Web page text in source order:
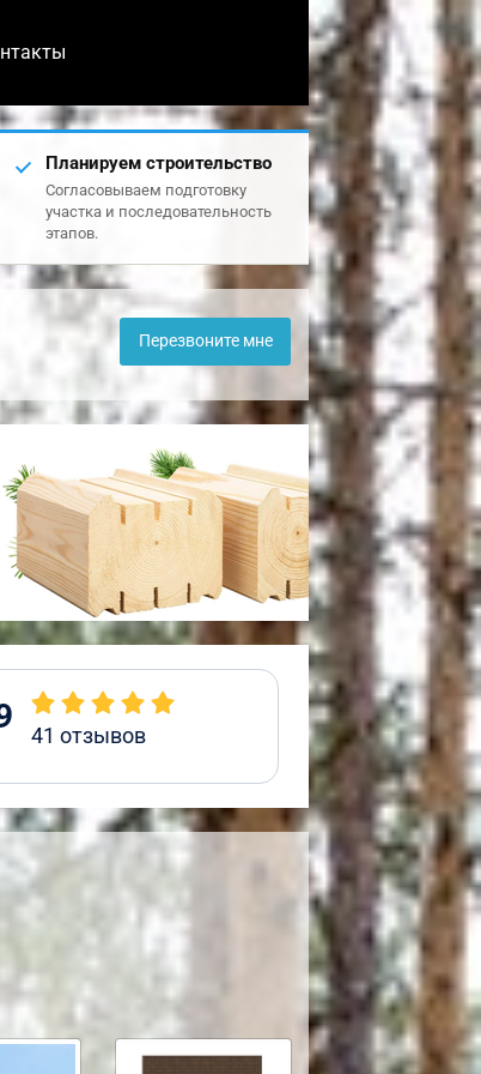
Планируем строительство
Согласовываем подготовку
участка и последовательность
этапов.
Перезвоните мне
41 отзывов